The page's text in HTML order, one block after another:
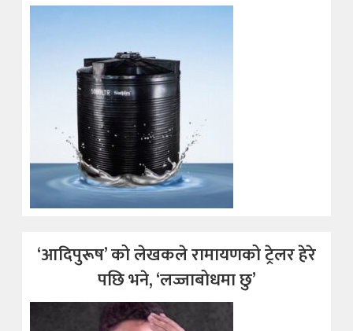
‘आदिपुरूष’ को लेखकले रामायणको ट्रेलर हेरे
पछि भने, ‘लज्जाबोधमा छु’